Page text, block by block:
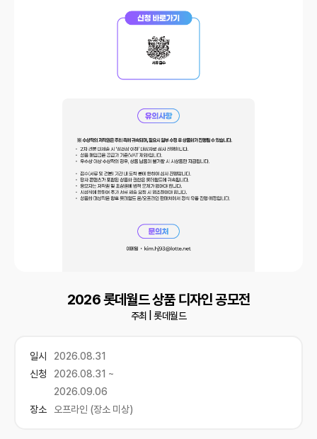
2026 롯데월드 상품 디자인 공모전
주최 |롯데월드
일시
2026.08.31
신청
2026.08.31 ~
2026.09.06
장소
오프라인 (장소 미상)